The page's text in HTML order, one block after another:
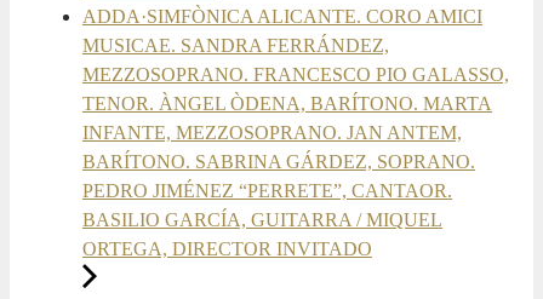
ADDA·SIMFÒNICA ALICANTE. CORO AMICI
MUSICAE. SANDRA FERRÁNDEZ,
MEZZOSOPRANO. FRANCESCO PIO GALASSO,
TENOR. ÀNGEL ÒDENA, BARÍTONO. MARTA
INFANTE, MEZZOSOPRANO. JAN ANTEM,
BARÍTONO. SABRINA GÁRDEZ, SOPRANO.
PEDRO JIMÉNEZ “PERRETE”, CANTAOR.
BASILIO GARCÍA, GUITARRA / MIQUEL
ORTEGA, DIRECTOR INVITADO